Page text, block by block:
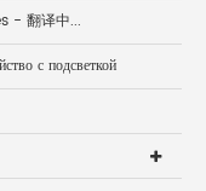
- 翻译中...
с подсветкой